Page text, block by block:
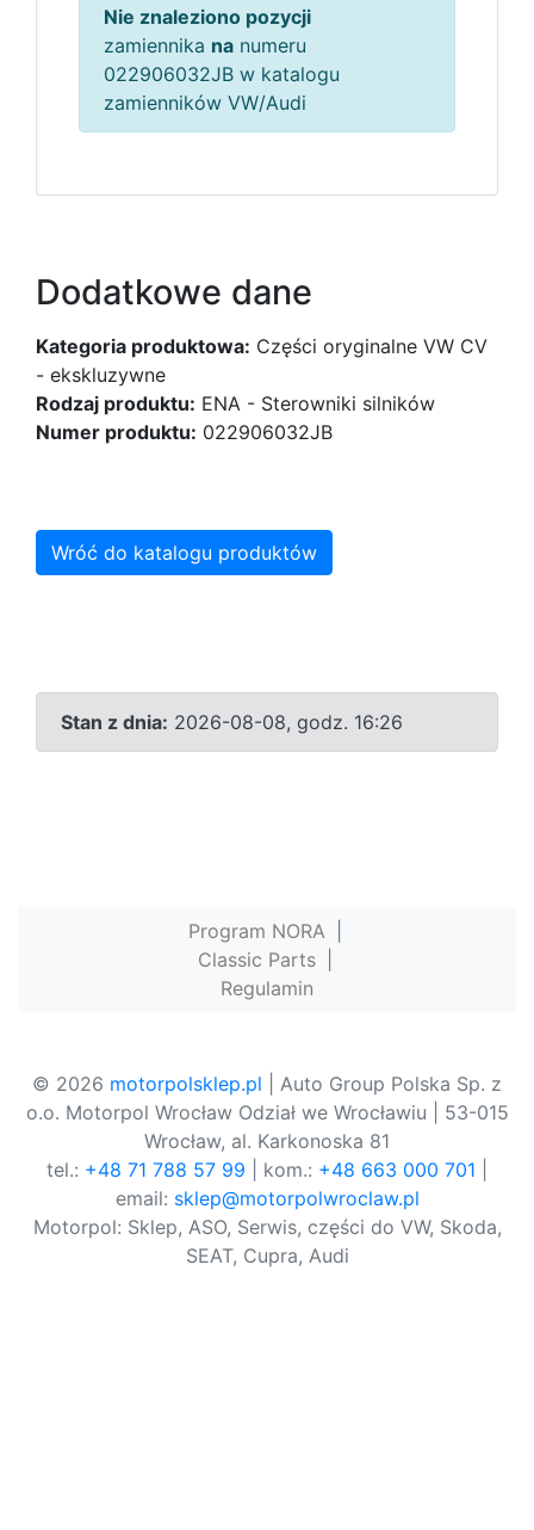
Nie znaleziono pozycji
zamiennika na numeru
022906032JB w katalogu
zamienników VW/Audi
Dodatkowe dane
Kategoria produktowa: Części oryginalne VW CV
- ekskluzywne
Rodzaj produktu: ENA - Sterowniki silników
Numer produktu: 022906032JB
Wróć do katalogu produktów
Stan z dnia: 2026-08-08, godz. 16:26
Program NORA
Classic Parts
Regulamin
© 2026 motorpolsklep.pl | Auto Group Polska Sp. z
o.o. Motorpol Wrocław Odział we Wrocławiu | 53-015
Wrocław, al. Karkonoska 81
tel.: +48 71 788 57 99 | kom.: +48 663 000 701
email: sklep@motorpolwroclaw.pl
Motorpol: Sklep, ASO, Serwis, części do VW, Skoda,
SEAT, Cupra, Audi